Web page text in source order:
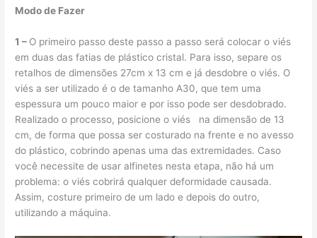
Modo de Fazer
1 – O primeiro passo deste passo a passo será colocar o viés
em duas das fatias de plástico cristal. Para isso, separe os
retalhos de dimensões 27cm x 13 cm e já desdobre o viés. O
viés a ser utilizado é o de tamanho A30, que tem uma
espessura um pouco maior e por isso pode ser desdobrado.
Realizado o processo, posicione o viés na dimensão de 13
cm, de forma que possa ser costurado na frente e no avesso
do plástico, cobrindo apenas uma das extremidades. Caso
você necessite de usar alfinetes nesta etapa, não há um
problema: o viés cobrirá qualquer deformidade causada.
Assim, costure primeiro de um lado e depois do outro,
utilizando a máquina.